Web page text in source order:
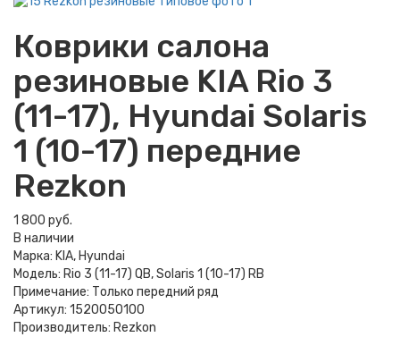
Коврики салона
резиновые KIA Rio 3
(11-17), Hyundai Solaris
1 (10-17) передние
Rezkon
1 800 руб.
В наличии
Марка: KIA, Hyundai
Модель: Rio 3 (11-17) QB, Solaris 1 (10-17) RB
Примечание: Только передний ряд
Артикул: 1520050100
Производитель: Rezkon